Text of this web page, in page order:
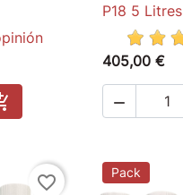
to cart

P18 5 Litres
405,00 €

favorite_border Pack